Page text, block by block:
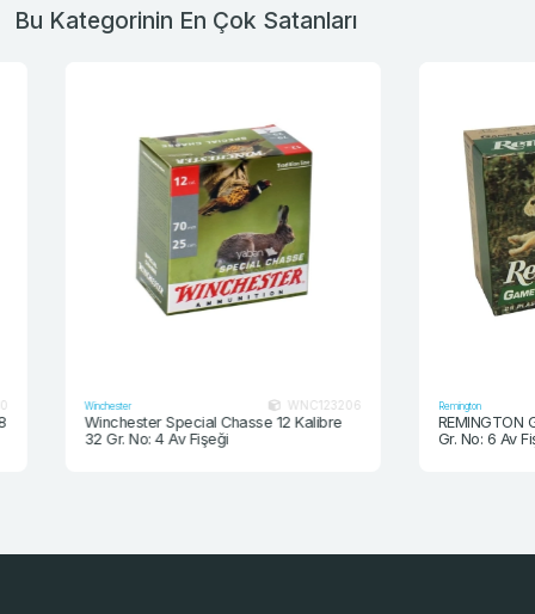
Bu Kategorinin En Çok Satanları
Winchester WNC123206
Winchester Special Chasse 12 Kalibre
32 Gr. No: 4 Av Fişeği
Remington
REMINGTON
Gr. No: 6 Av Fişeği